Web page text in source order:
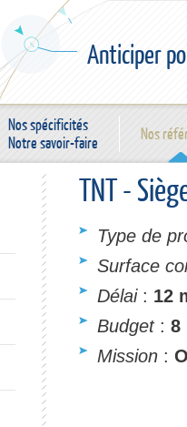
Anticiper
Nos spécificités
Notre savoir-faire
Nos
TNT -
Type de
Surface
Délai: 12
Budget: 8
Mission :